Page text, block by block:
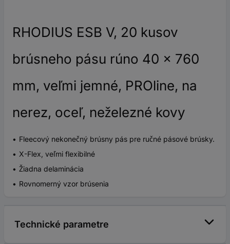
RHODIUS ESB V, 20 kusov
brúsneho pásu rúno 40 x 760
mm, veľmi jemné, PROline, na
nerez, oceľ, neželezné kovy
Fleecový nekonečný brúsny pás pre ručné pásové brúsky.
X-Flex, veľmi flexibilné
Žiadna delaminácia
Rovnomerný vzor brúsenia
Technické parametre